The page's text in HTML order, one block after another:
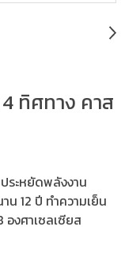
ทิศทาง คาส
ระหยัดพลังงาน
น 12 ปี ทำความเย็น
งศาเซลเซียส